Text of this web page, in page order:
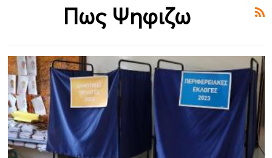
Πως Ψηφιζω